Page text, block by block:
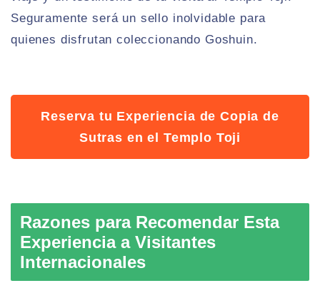
Seguramente será un sello inolvidable para
quienes disfrutan coleccionando Goshuin.
Reserva tu Experiencia de Copia de
Sutras en el Templo Toji
Razones para Recomendar Esta
Experiencia a Visitantes
Internacionales